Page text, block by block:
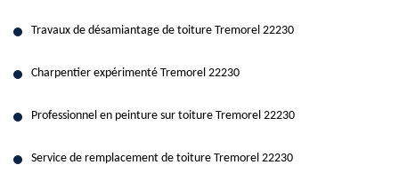
Travaux de désamiantage de toiture Tremorel 22230
Charpentier expérimenté Tremorel 22230
Professionnel en peinture sur toiture Tremorel 22230
Service de remplacement de toiture Tremorel 22230